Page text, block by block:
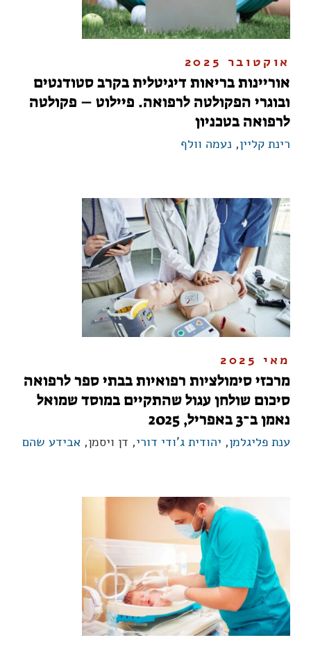
אוקטובר 2025
אוריינות בריאות דיגיטלית בקרב סטודנטים
ובוגרי הפקולטה לרפואה. פיילוט – פקולטה
לרפואה בטכניון
רינת קליין, נעמה וולף
מאי 2025
מרכזי סימולציות רפואיות בבתי ספר לרפואה
סיכום שולחן עגול שהתקיים במוסד שמואל
נאמן ב־3 באפריל, 2025
ענת פליגלמן, יהודית ג'ודי דורי, דן ויסמן, אבידע שהם